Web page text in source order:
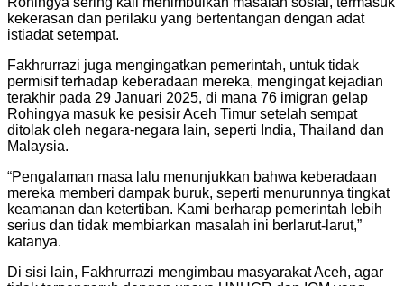
kekerasan dan perilaku yang bertentangan dengan adat
istiadat setempat.
Fakhrurrazi juga mengingatkan pemerintah, untuk tidak
permisif terhadap keberadaan mereka, mengingat kejadian
terakhir pada 29 Januari 2025, di mana 76 imigran gelap
Rohingya masuk ke pesisir Aceh Timur setelah sempat
ditolak oleh negara-negara lain, seperti India, Thailand dan
Malaysia.
“Pengalaman masa lalu menunjukkan bahwa keberadaan
mereka memberi dampak buruk, seperti menurunnya tingkat
keamanan dan ketertiban. Kami berharap pemerintah lebih
serius dan tidak membiarkan masalah ini berlarut-larut,”
katanya.
Di sisi lain, Fakhrurrazi mengimbau masyarakat Aceh, agar